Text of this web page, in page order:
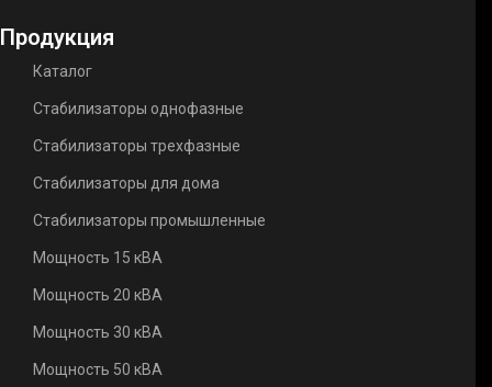
Продукция
Каталог
Стабилизаторы однофазные
Стабилизаторы трехфазные
Стабилизаторы для дома
Стабилизаторы промышленные
Мощность 15 кВА
Мощность 20 кВА
Мощность 30 кВА
Мощность 50 кВА